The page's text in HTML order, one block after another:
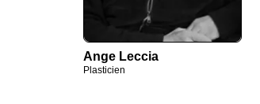
Ange Leccia
Plasticien